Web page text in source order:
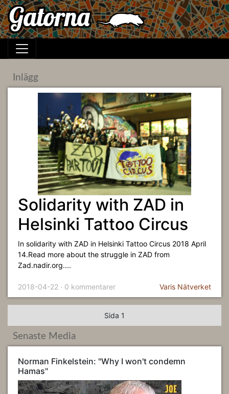
Inlägg
Solidarity with ZAD in
Helsinki Tattoo Circus
In solidarity with ZAD in Helsinki Tattoo Circus 2018 April
14.Read more about the struggle in ZAD from
Zad.nadir.org....
2018-04-22 · 0 kommentarer Varis Nätverket
Sida 1
Senaste Media
Norman Finkelstein: "Why I won't condemn
Hamas"